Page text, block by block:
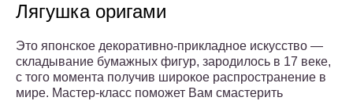
Лягушка оригами
Это японское декоративно-прикладное искусство —
складывание бумажных фигур, зародилось в 17 веке,
с того момента получив широкое распространение в
мире. Мастер-класс поможет Вам смастерить